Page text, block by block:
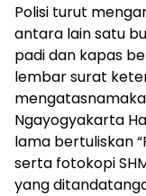
Polisi turut
antara lain satu
padi dan kapas
lembar surat
Ngayogyakarta
lama bertuliskan
serta fotokopi
yang